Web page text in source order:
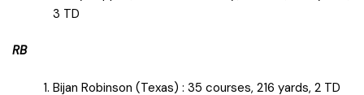
3 TD
RB
Bijan Robinson (Texas) : 35 courses, 216 yards, 2 TD